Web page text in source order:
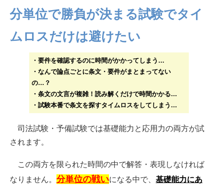
分単位で勝負が決まる試験でタイ
ムロスだけは避けたい
・要件を確認するのに時間がかかってしまう…
・なんで論点ごとに条文・要件がまとまってない
の…？
・条文の文言が複雑！読み解くだけで時間かかる…
・試験本番で条文を探すタイムロスをしてしまう…
司法試験・予備試験では基礎能力と応用力の両方が試
されます。
この両方を限られた時間の中で解答・表現しなければ
なりません。 分単位の戦いになる中で、 基礎能力にあ